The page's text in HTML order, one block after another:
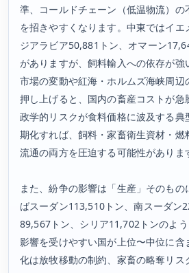
準、コールドチェーン（低温物流）の
を招きやすくなります。中東ではイ
ジアラビア50,881トン、オマーン
がありますが、飼料輸入への依存が強
市場の変動や紅海・ホルムズ海峡周辺
押し上げると、国内の畜産コストが急
政学的リスクが食料価格に波及する典
期化すれば、飼料・家畜衛生資材・燃
流通の両方を圧迫する可能性がありま
また、紛争の影響は「生産」そのもの
ばスーダン113,510トン、南スーダン
89,567トン、シリア11,702トンのよ
影響を受けやすい国が上位〜中位に含
化は放牧移動の制約、家畜の略奪リス